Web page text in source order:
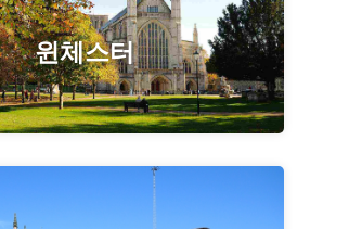
윈체스터